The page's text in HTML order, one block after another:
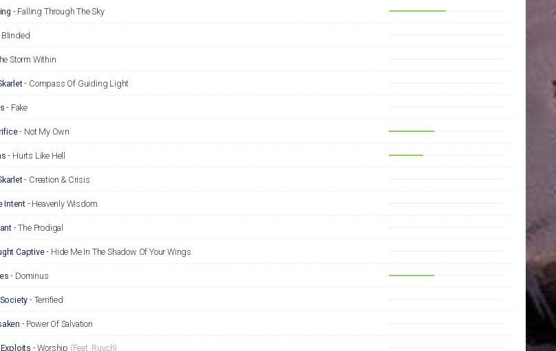
- Falling Through The Sky
Blinded
Storm Within
- Compass Of Guiding Light
- Fake
- Not My Own
- Hurts Like Hell
- Creation & Crisis
Intent- Heavenly Wisdom
-The Prodigal
Captive- Hide Me In The Shadow Of Your Wings
- Dominus
- Terrified
- Power Of Salvation
-Worship (Feat. Ruvch)